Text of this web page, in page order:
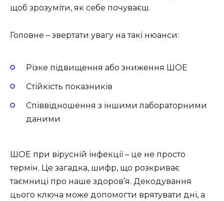
щоб зрозуміти, як себе почуваєш.
Головне – звертати увагу на такі нюанси:
Різке підвищення або зниження ШОЕ
Стійкість показників
Співвідношення з іншими лабораторними
даними
ШОЕ при вірусній інфекції – це не просто
термін. Це загадка, шифр, що розкриває
таємниці про наше здоров’я. Декодування
цього ключа може допомогти врятувати дні, а